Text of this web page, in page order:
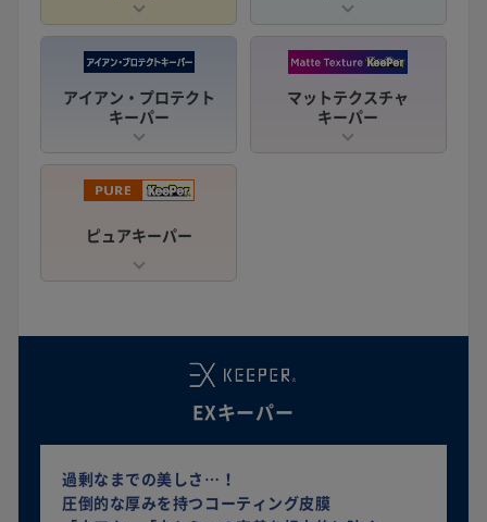
アイアン・プロテクト
キーパー
マットテクスチャ
キーパー
ピュアキーパー
EXキーパー
過剰なまでの美しさ…！
圧倒的な厚みを持つコーティング皮膜